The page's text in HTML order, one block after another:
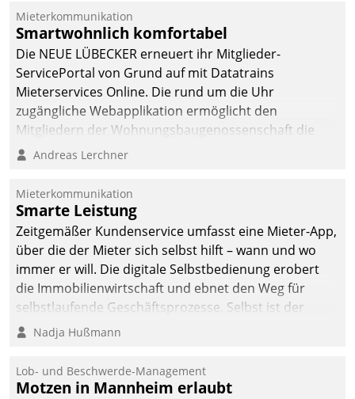
Die monatlichen
Mitteilungen zum
Heizungs- und
Wasserverbrauch gehen
automatisiert, vollständig
und auf Wunsch über
mehrere zuvor
Kommunikationswege bei
Mieterkommunikation
Smartwohnlich komfortabel
Die NEUE LÜBECKER erneuert ihr Mitglieder-
ServicePortal von Grund auf mit Datatrains
Mieterservices Online. Die rund um die Uhr
zugängliche Webapplikation ermöglicht den
Mitgliedern der Wohnungs­bau­genossenschaft die
Kontaktaufnahme per Smartphone, Tablet oder PC.
Andreas Lerchner
Mieterkommunikation
Smarte Leistung
Zeitgemäßer Kundenservice umfasst eine Mieter-App,
über die der Mieter sich selbst hilft – wann und wo
immer er will. Die digitale Selbstbedienung erobert
die Immobilienwirtschaft und ebnet den Weg für
selbstlaufende Geschäftsprozesse. Selbst ist der
Kunde und smart der Serviceanbieter.
Nadja Hußmann
Lob- und Beschwerde-Management
Motzen in Mannheim erlaubt